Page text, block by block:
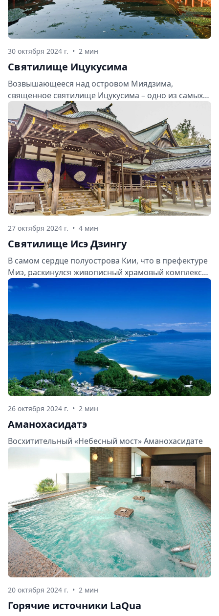
30 октября 2024 г. • 2 мин
Святилище Ицукусима
Возвышающееся над островом Миядзима,
священное святилище Ицукусима – одно из самых
узнаваемых и фотографируемых мест в Японии. Это
сооружение XIV века, с его знаменитыми
плавающими тории и изящной архитектурой,
притягивает туристов со всего мира. Давайте же
погрузимся в историю этого великолепного храма и
откроем для себя истинную красоту острова!
27 октября 2024 г. • 4 мин
Святилище Исэ Дзингу
В самом сердце полуострова Кии, что в префектуре
Миэ, раскинулся живописный храмовый комплекс
Исэ Дзингу — духовный сосуд синтоистской веры и
Здесь, среди величественных криптомерий и
зеленых холмов, времена года текут размеренно, а
древние сакральные традиции свято чтутся из
поколения в поколение.
26 октября 2024 г. • 2 мин
Аманохасидатэ
Восхитительный «Небесный мост» Аманохасидате
20 октября 2024 г. • 2 мин
Горячие источники LaQua